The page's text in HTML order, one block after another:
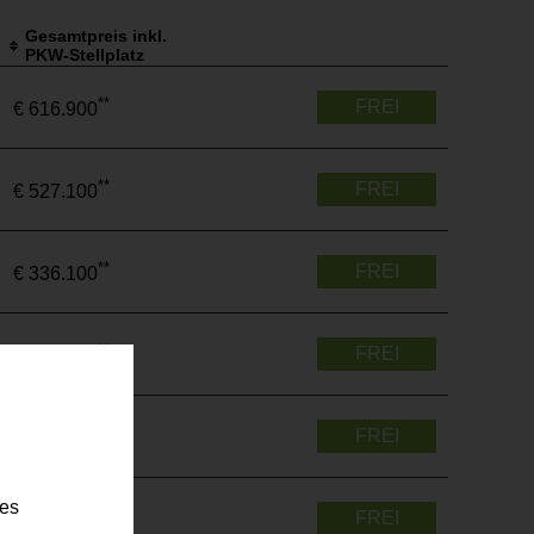
Gesamtpreis inkl.
PKW-Stellplatz
€ 616.900** FREI
€ 527.100** FREI
€ 336.100** FREI
** FREI
FREI
€ 559.300 FREI